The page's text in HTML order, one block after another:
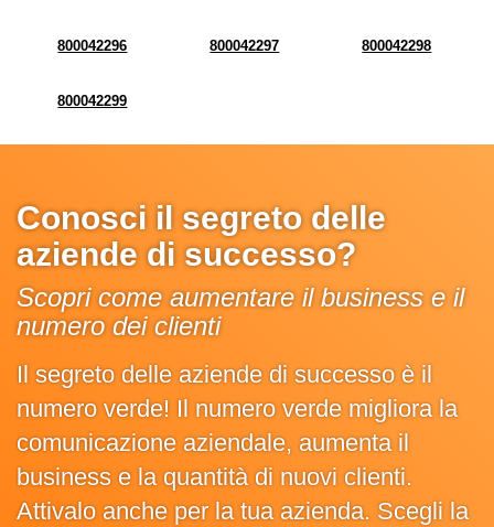
800042296 800042297 800042298
800042299
Conosci il segreto delle
aziende di successo?
Scopri come aumentare il business e il
numero dei clienti
Il segreto delle aziende di successo è il
numero verde! Il numero verde migliora la
comunicazione aziendale, aumenta il
business e la quantità di nuovi clienti.
Attivalo anche per la tua azienda. Scegli la